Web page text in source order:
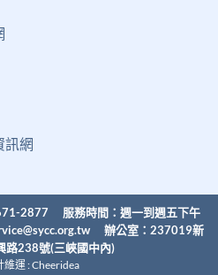
訊網
2877 服務時間：週一到週五下午
辦公室：237019新
路238號(三峽國中內)
維運 :Cheeridea